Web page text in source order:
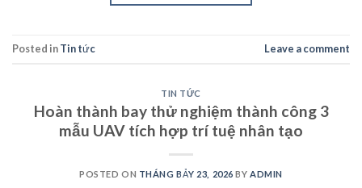
Posted inTin tức Leave a comment
TIN TỨC
Hoàn thành bay thử nghiệm thành công 3
mẫu UAV tích hợp trí tuệ nhân tạo
POSTED ON THÁNG BẢY 23, 2026 BYADMIN